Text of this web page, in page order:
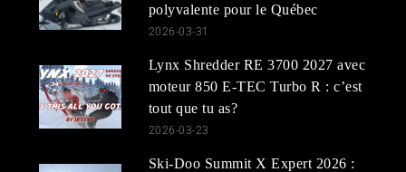
polyvalente pour le Québec
2026-03-31
Lynx Shredder RE 3700 2027 avec
moteur 850 E-TEC Turbo R : c’est
tout que tu as?
2026-03-23
Ski-Doo Summit X Expert 2026 :